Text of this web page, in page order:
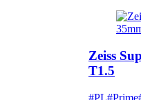
Zeiss
T1.5
#PL#Prime